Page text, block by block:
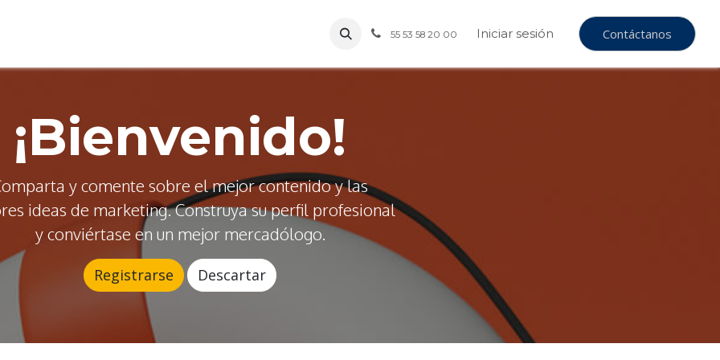
55 53 58 20 00 Iniciar sesión Contáctanos
¡Bienvenido!
y comente sobre el mejor contenido y las
ideas de marketing. Construya su perfil profesional
y conviértase en un mejor mercadólogo.
Registrarse Descartar